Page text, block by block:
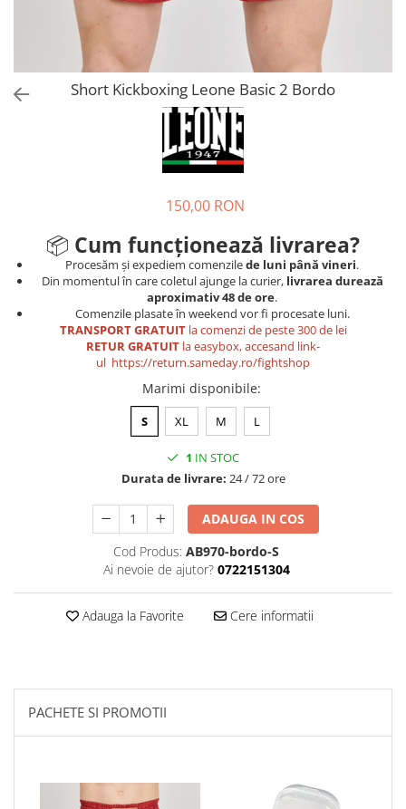
Placi de spargere
Prim ajutor
Recuperare si incalzire
Greutati Fitness
Linie Kempo
Jachete
Rucsacuri si genti
Sepci si caciuli
Tape
Short Kickboxing Leone Basic 2 Bordo
150,00 RON
📦 Cum funcționează livrarea?
Procesăm și expediem comenzilede luni până vineri.
Din momentul în care coletul ajunge la curier, livrarea durează
aproximativ 48 de ore.
Comenzile plasate în weekend vor fi procesate luni.
TRANSPORT GRATUITla comenzi de peste 300 de lei
RETUR GRATUIT la easybox, accesand link-
ul https://return.sameday.ro/fightshop
Marimi disponibile:
S XL M L
1 IN STOC
Durata de livrare: 24 / 72 ore
ADAUGA IN COS
Cod Produs: AB970-bordo-S
Ai nevoie de ajutor? 0722151304
Adauga la Favorite Cere informatii
PACHETE SI PROMOTII